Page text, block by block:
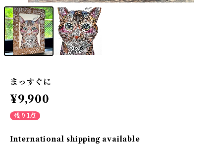
まっすぐに
¥9,900
残り1点
International shipping available